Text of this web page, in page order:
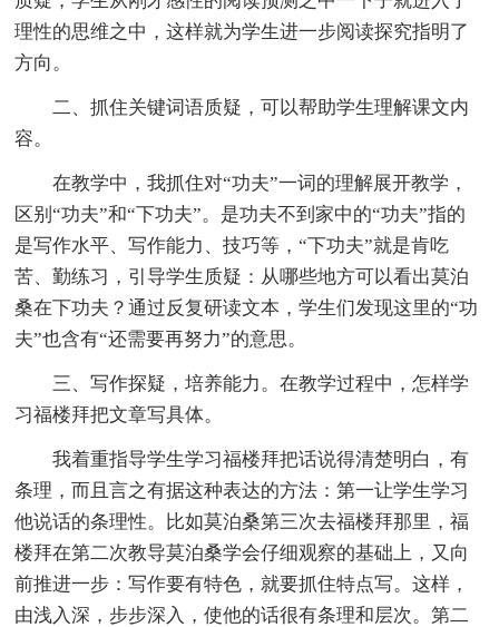
理性的思维之中，这样就为学生进一步阅读探究指明了
方向。
二、抓住关键词语质疑，可以帮助学生理解课文内
容。
在教学中，我抓住对“功夫”一词的理解展开教学，
区别“功夫”和“下功夫”。是功夫不到家中的“功夫”指的
是写作水平、写作能力、技巧等，“下功夫”就是肯吃
苦、勤练习，引导学生质疑：从哪些地方可以看出莫泊
桑在下功夫？通过反复研读文本，学生们发现这里的“功
夫”也含有“还需要再努力”的意思。
三、写作探疑，培养能力。在教学过程中，怎样学
习福楼拜把文章写具体。
我着重指导学生学习福楼拜把话说得清楚明白，有
条理，而且言之有据这种表达的方法：第一让学生学习
他说话的条理性。比如莫泊桑第三次去福楼拜那里，福
楼拜在第二次教导莫泊桑学会仔细观察的基础上，又向
前推进一步：写作要有特色，就要抓住特点写。这样，
由浅入深，步步深入，使他的话很有条理和层次。第二